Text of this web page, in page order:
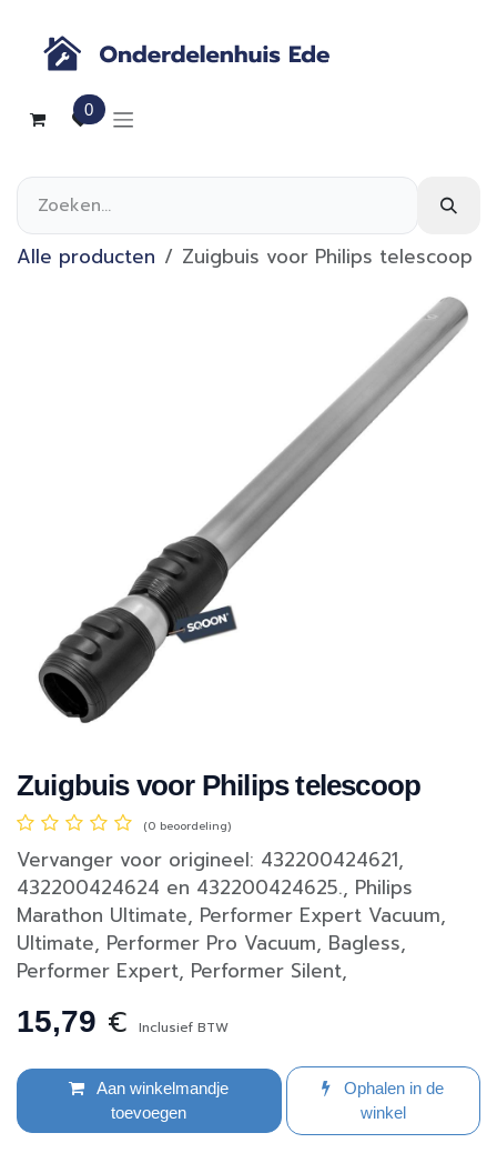
0
Alle producten Zuigbuis voor Philips telescoop
Zuigbuis voor Philips telescoop
(0 beoordeling)
Vervanger voor origineel: 432200424621,
432200424624 en 432200424625., Philips
Marathon Ultimate, Performer Expert Vacuum,
Ultimate, Performer Pro Vacuum, Bagless,
Performer Expert, Performer Silent,
15,79 € Inclusief BTW
Aan winkelmandje
toevoegen
Ophalen in de
winkel